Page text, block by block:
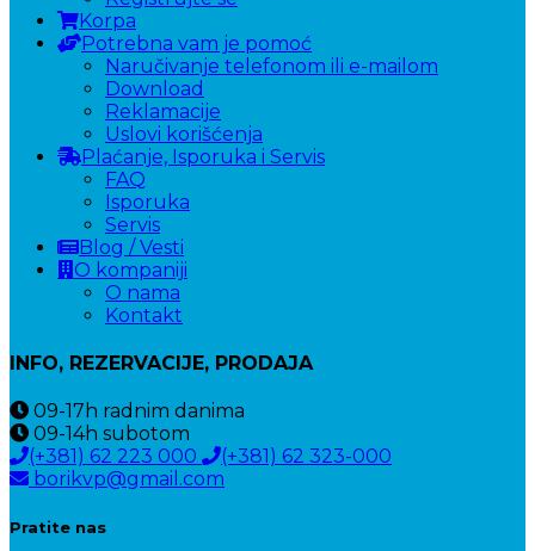
Korpa
Potrebna vam je pomoć
Naručivanje telefonom ili e-mailom
Download
Reklamacije
Uslovi korišćenja
Plaćanje, Isporuka i Servis
FAQ
Isporuka
Servis
Blog / Vesti
O kompaniji
O nama
Kontakt
INFO, REZERVACIJE, PRODAJA
09-17h radnim danima
09-14h subotom
(+381) 62 223 000
(+381) 62 323-000
borikvp@gmail.com
Pratite nas